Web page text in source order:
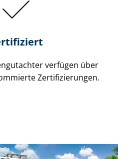
verfügen über
Zer­ti­fi­zie­run­gen.